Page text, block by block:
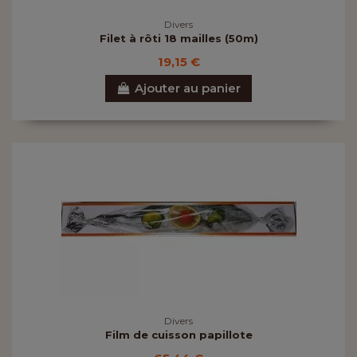
Divers
Filet à rôti 18 mailles (50m)
19,15 €
Ajouter au panier
Divers
Film de cuisson papillote